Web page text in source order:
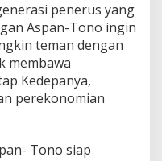
penerus yang
Aspan-Tono ingin
teman dengan
membawa
Kedepanya,
perekonomian
Tono siap